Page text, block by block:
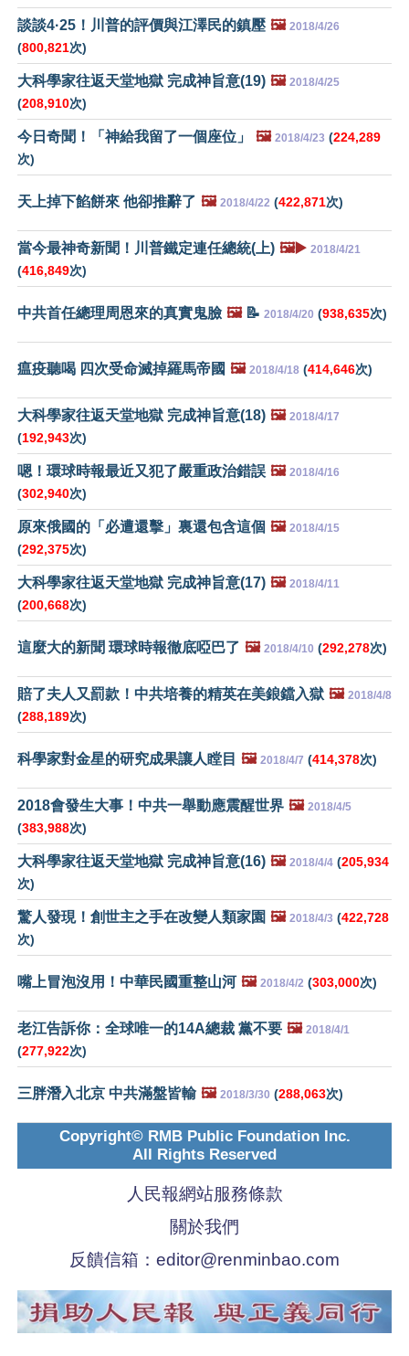
談談4·25！川普的評價與江澤民的鎮壓 🖼️ 2018/4/26
(800,821次)
大科學家往返天堂地獄 完成神旨意(19) 🖼️ 2018/4/25
(208,910次)
今日奇聞！「神給我留了一個座位」 🖼️ 2018/4/23 (224,289
次)
天上掉下餡餅來 他卻推辭了 🖼️ 2018/4/22 (422,871次)
當今最神奇新聞！川普鐵定連任總統(上) 🖼️▶️ 2018/4/21
(416,849次)
中共首任總理周恩來的真實鬼臉 🖼️📝 2018/4/20 (938,635次)
瘟疫聽喝 四次受命滅掉羅馬帝國 🖼️ 2018/4/18 (414,646次)
大科學家往返天堂地獄 完成神旨意(18) 🖼️ 2018/4/17
(192,943次)
嗯！環球時報最近又犯了嚴重政治錯誤 🖼️ 2018/4/16
(302,940次)
原來俄國的「必遭還擊」裏還包含這個 🖼️ 2018/4/15
(292,375次)
大科學家往返天堂地獄 完成神旨意(17) 🖼️ 2018/4/11
(200,668次)
這麼大的新聞 環球時報徹底啞巴了 🖼️ 2018/4/10 (292,278次)
賠了夫人又罰款！中共培養的精英在美鋃鐺入獄 🖼️ 2018/4/8
(288,189次)
科學家對金星的研究成果讓人瞠目 🖼️ 2018/4/7 (414,378次)
2018會發生大事！中共一舉動應震醒世界 🖼️ 2018/4/5
(383,988次)
大科學家往返天堂地獄 完成神旨意(16) 🖼️ 2018/4/4 (205,934
次)
驚人發現！創世主之手在改變人類家園 🖼️ 2018/4/3 (422,728
次)
嘴上冒泡沒用！中華民國重整山河 🖼️ 2018/4/2 (303,000次)
老江告訴你：全球唯一的14A總裁 黨不要 🖼️ 2018/4/1
(277,922次)
三胖潛入北京 中共滿盤皆輸 🖼️ 2018/3/30 (288,063次)
Copyright© RMB Public Foundation Inc.
All Rights Reserved
人民報網站服務條款
關於我們
反饋信箱： editor@renminbao.com